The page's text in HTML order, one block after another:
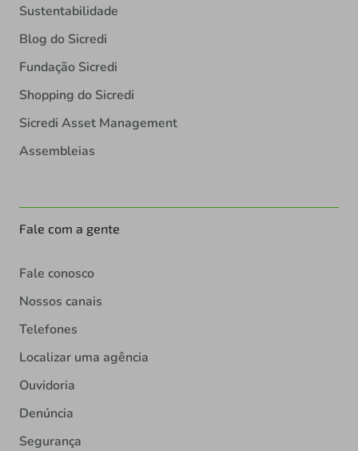
Sustentabilidade
Blog do Sicredi
Fundação Sicredi
Shopping do Sicredi
Sicredi Asset Management
Assembleias
Fale com a gente
Fale conosco
Nossos canais
Telefones
Localizar uma agência
Ouvidoria
Denúncia
Segurança